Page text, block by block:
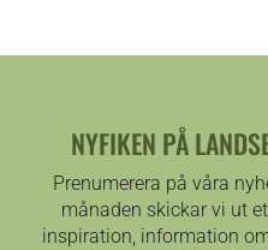
NYFIKEN PÅ
Prenumerera på våra
månaden skickar vi ut
inspiration, information